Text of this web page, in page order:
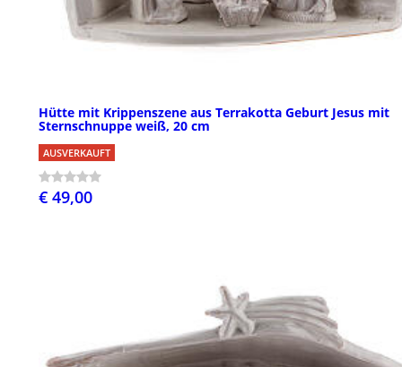
Hütte mit Krippenszene aus Terrakotta Geburt Jesus mit
Sternschnuppe weiß, 20 cm
AUSVERKAUFT
€ 49,00